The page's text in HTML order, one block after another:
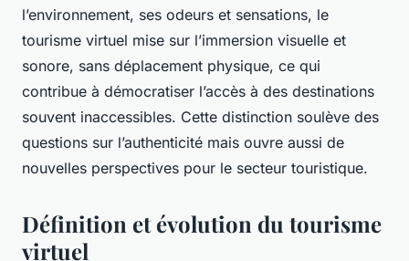
l’environnement, ses odeurs et sensations, le
tourisme virtuel mise sur l’immersion visuelle et
sonore, sans déplacement physique, ce qui
contribue à démocratiser l’accès à des destinations
souvent inaccessibles. Cette distinction soulève des
questions sur l’authenticité mais ouvre aussi de
nouvelles perspectives pour le secteur touristique.
Définition et évolution du tourisme
virtuel